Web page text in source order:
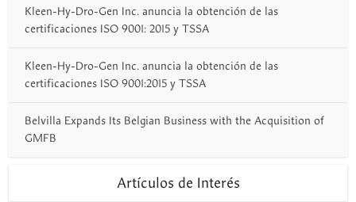
Kleen-Hy-Dro-Gen Inc. anuncia la obtención de las
certificaciones ISO 9001: 2015 y TSSA
Kleen-Hy-Dro-Gen Inc. anuncia la obtención de las
certificaciones ISO 9001:2015 y TSSA
Belvilla Expands Its Belgian Business with the Acquisition of
GMFB
Artículos de Interés